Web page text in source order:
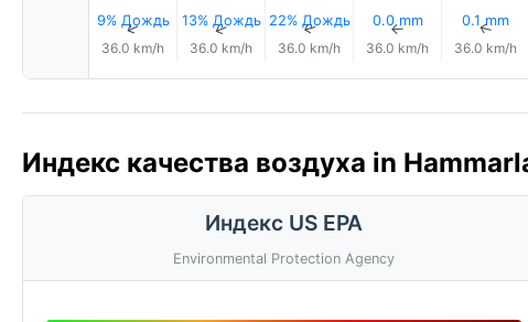
9% Дождь
↑
36.0 km/h
13% Дождь
↑
36.0 km/h
22% Дождь
↑
36.0 km/h
0.0 mm
↑
36.0 km/h
0.1 mm
↑
36.0 km/h
Индекс качества воздуха in
Индекс US EPA
Environmental Protection Agency